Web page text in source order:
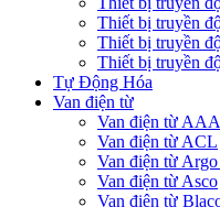
Thiết bị truyền
Thiết bị truyền
Thiết bị truyền
Tự Động Hóa
Van điện từ
Van điện từ
Van điện từ ACL
Van điện từ
Van điện từ Asco
Van điện từ